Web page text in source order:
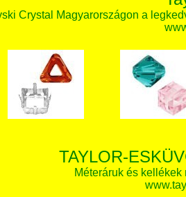
Crystal Magyarországon a
TAYLOR-
Méteráruk és